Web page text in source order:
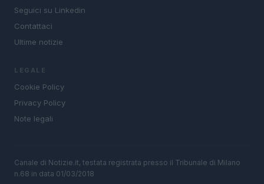
Seguici su Linkedin
Contattaci
Ultime notizie
LEGALE
Cookie Policy
Privacy Policy
Note legali
Canale di Notizie.it, testata registrata presso il Tribunale di Milano
n.68 in data 01/03/2018